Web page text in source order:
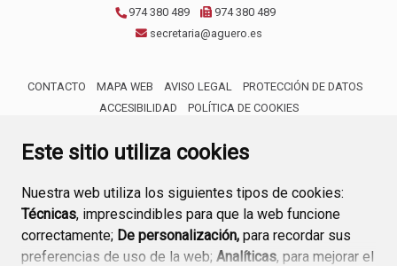
Este sitio utiliza cookies
Nuestra web utiliza los siguientes tipos de cookies:
Técnicas, imprescindibles para que la web funcione
correctamente; De personalización, para recordar sus
preferencias de uso de la web; Analíticas, para mejorar el
974 380 489
974 380 489
secretaria@aguero.es
CONTACTO MAPA WEB AVISO LEGAL
PROTECCIÓN DE DATOS
ACCESIBILIDAD
POLÍTICA DE COOKIES